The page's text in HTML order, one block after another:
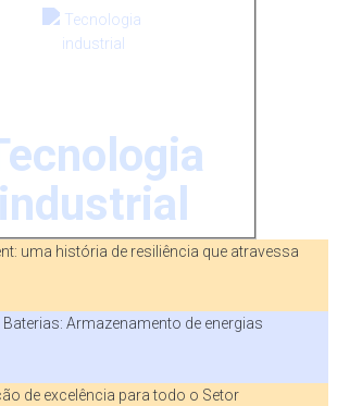
industrial
uma história de resiliência que atravessa
Armazenamento de energias
de excelência para todo o Setor